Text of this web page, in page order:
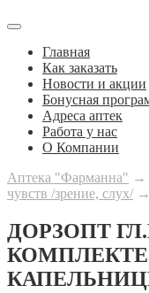
Главная
Как заказать
Новости и акции
Бонусная
Адреса аптек
Работа у нас
О Компании
Аптека "Фарманна" →
чувств /зрение, слух/ →
ДОРЗОПТ